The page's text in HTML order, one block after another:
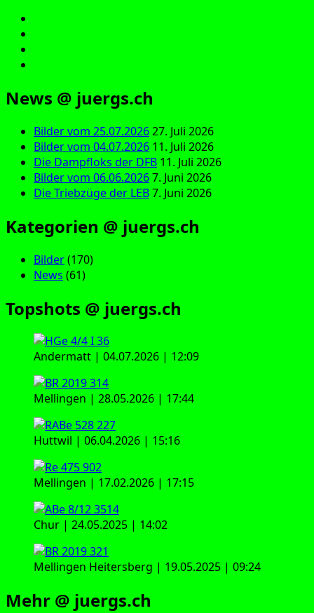
News @ juergs.ch
Bilder vom 25.07.202627. Juli 2026
Bilder vom 04.07.2026 11. Juli 2026
Die Dampfloks der DFB 11. Juli 2026
Bilder vom 06.06.20267. Juni 2026
Die Triebzüge der LEB7. Juni 2026
Kategorien @ juergs.ch
Bilder(170)
News (61)
Topshots @ juergs.ch
Andermatt | 04.07.2026 | 12:09
Mellingen | 28.05.2026 | 17:44
Huttwil | 06.04.2026 | 15:16
Mellingen | 17.02.2026 | 17:15
Chur | 24.05.2025 | 14:02
Mellingen Heitersberg | 19.05.2025 | 09:24
Mehr @ juergs.ch